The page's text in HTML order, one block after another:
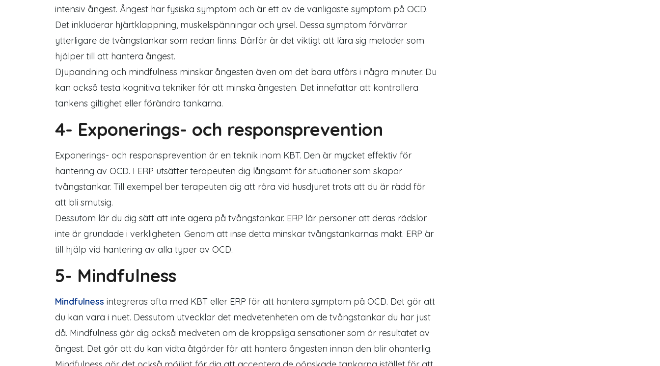
intensiv ångest. Ångest har fysiska symptom och är ett av de vanligaste symptom på OCD.
Det inkluderar hjärtklappning, muskelspänningar och yrsel. Dessa symptom förvärrar
ytterligare de tvångstankar som redan finns. Därför är det viktigt att lära sig metoder som
hjälper till att hantera ångest.
Djupandning och mindfulness minskar ångesten även om det bara utförs i några minuter. Du
kan också testa kognitiva tekniker för att minska ångesten. Det innefattar att kontrollera
tankens giltighet eller förändra tankarna.
4- Exponerings- och responsprevention
Exponerings- och responsprevention är en teknik inom KBT. Den är mycket effektiv för
hantering av OCD. I ERP utsätter terapeuten dig långsamt för situationer som skapar
tvångstankar. Till exempel ber terapeuten dig att röra vid husdjuret trots att du är rädd för
att bli smutsig.
Dessutom lär du dig sätt att inte agera på tvångstankar. ERP lär personer att deras rädslor
inte är grundade i verkligheten. Genom att inse detta minskar tvångstankarnas makt. ERP är
till hjälp vid hantering av alla typer av OCD.
5- Mindfulness
Mindfulness integreras ofta med KBT eller ERP för att hantera symptom på OCD. Det gör att
du kan vara i nuet. Dessutom utvecklar det medvetenheten om de tvångstankar du har just
då. Mindfulness gör dig också medveten om de kroppsliga sensationer som är resultatet av
ångest. Det gör att du kan vidta åtgärder för att hantera ångesten innan den blir ohanterlig.